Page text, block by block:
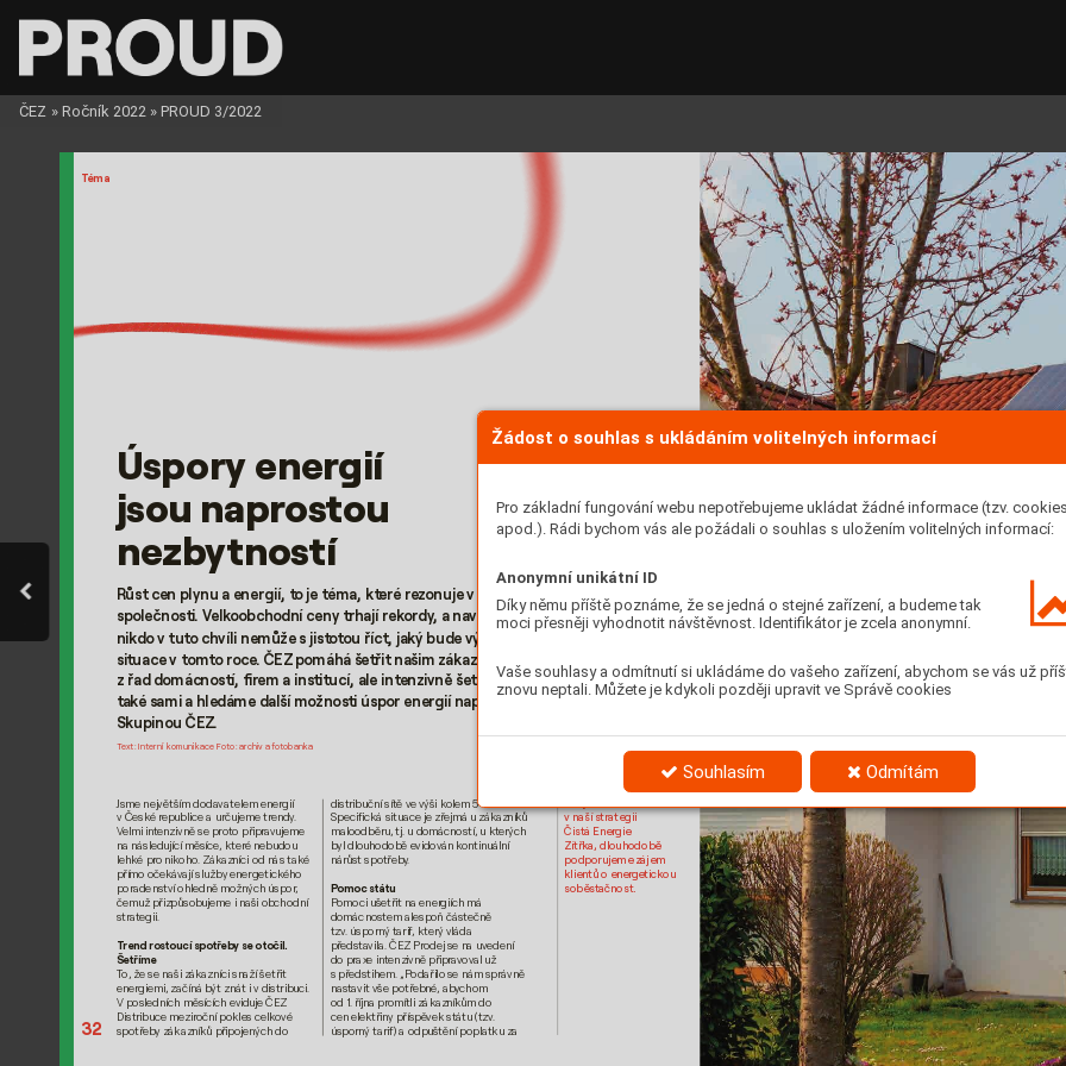
Žádost o souhlas s ukládáním volitelných informací
Pro základní fungování webu nepotřebujeme ukládat žádné informace (tzv.
apod.). Rádi bychom vás ale požádali o souhlas s uložením volitelných informací:
Anonymní unikátní ID
Díky němu příště poznáme, že se jedná o stejné zařízení, a budeme tak
moci přesněji vyhodnotit návštěvnost. Identifikátor je zcela anonymní.
Vaše souhlasy a odmítnutí si ukládáme do vašeho zařízení, abychom se vás už
znovu neptali. Můžete je kdykoli později upravit ve Správě cookies
Souhlasím Odmítám
32
Téma
Úspory energií
jsou naprostou
nezbytností
Růst cen plynu a energií, to je téma, které rezonuje v celé
společnosti. Velkoobchodní ceny trhají rekordy, a navíc
nikdo v tuto chvíli nemůže s jistotou říct, jaký bude výv
situace v tomto roce. ČEZ pomáhá šetřit našim zákazníkům
z řad domácností, firem a institucí, ale intenzivně šetříme
také sami a hledáme další možnosti úspor energií napříč
Skupinou ČEZ.
Text: Interní komunikace Foto: archiv a fotobanka
v naší strategii
Čistá Energie
Zítřka, dlouhodobě
podporujeme zájem
klientů o energetickou
soběstačnost.
Jsme největším dodavatelem energií
v České republice a určujeme trendy.
Velmi intenzivně se proto připravujeme
na následující měsíce, které nebudou
lehké pro nikoho. Zákazníci od nás také
přímo očekávají služby energetického
poradenství ohledně možných úspor,
čemuž přizpůsobujeme i naši obchodní
strategii.
Trend rostoucí spotřeby se otočil.
Šetříme
To, že se naši zákazníci snaží šetřit
energiemi, začíná být znát i v distribuci.
V posledních měsících eviduje ČEZ
Distribuce meziroční pokles celkové
spotřeby zákazníků připojených do
distribuční sítě ve výši kolem 5 %.
Specifická situace je zřejmá u zákazníků
maloodběru, tj. u domácností, u kterých
byl dlouhodobě evidován kontinuální
nárůst spotřeby.
Pomoc státu
Pomoci ušetřit na energiích má
domácnostem alespoň částečně
tzv. úsporný tarif, který vláda
představila. ČEZ Prodej se na uvedení
do praxe intenzivně připravoval už
s předstihem. „Podařilo se nám správně
nastavit vše potřebné, abychom
od 1. října promítli zákazníkům do
cen elektřiny příspěvek státu (tzv.
úsporný tarif) a odpuštění poplatku za
ČEZ » Ročník 2022 » PROUD 3/2022